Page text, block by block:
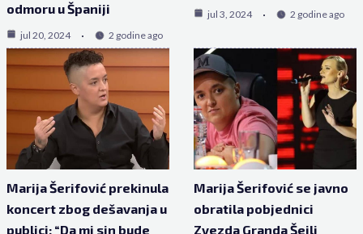
odmoru u Španiji
jul 20, 2024 2 godine ago
jul 3, 2024 2 godine ago
Marija Šerifović prekinula
koncert zbog dešavanja u
publici: “Da mi sin bude
Marija Šerifović se javno
obratila pobjednici
Zvezda Granda Šejli